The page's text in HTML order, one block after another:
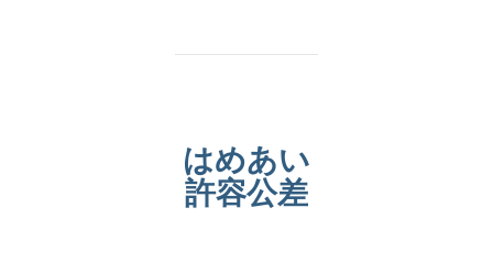
はめあい
許容公差